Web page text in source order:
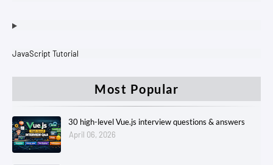
JavaScript Tutorial
Most Popular
30 high-level Vue.js interview questions & answers
April 06, 2026